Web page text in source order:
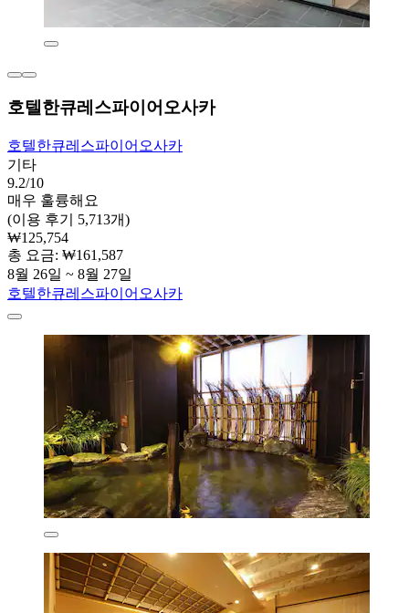
호텔한큐레스파이어오사카
호텔한큐레스파이어오사카
기타
9.2/10
매우 훌륭해요
(이용 후기 5,713개)
₩125,754
총 요금: ₩161,587
8월 26일 ~ 8월 27일
호텔한큐레스파이어오사카